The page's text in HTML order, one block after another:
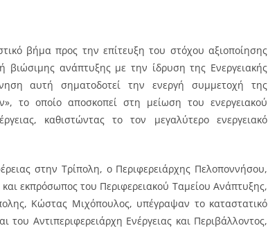
βήμα προς την επίτευξη του στόχου αξιοποίησης
βιώσιμης ανάπτυξης με την ίδρυση της Ενεργειακής
αυτή σηματοδοτεί την ενεργή συμμετοχή της
το οποίο αποσκοπεί στη μείωση του ενεργειακού
καθιστώντας το τον μεγαλύτερο ενεργειακό
στην Τρίπολη, ο Περιφερειάρχης Πελοποννήσου,
εκπρόσωπος του Περιφερειακού Ταμείου Ανάπτυξης,
Κώστας Μιχόπουλος, υπέγραψαν το καταστατικό
του Αντιπεριφερειάρχη Ενέργειας και Περιβάλλοντος,